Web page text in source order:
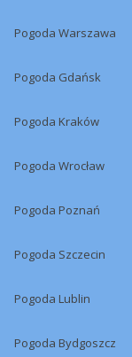
Pogoda Warszawa
Pogoda Gdańsk
Pogoda Kraków
Pogoda Wrocław
Pogoda Poznań
Pogoda Szczecin
Pogoda Lublin
Pogoda Bydgoszcz